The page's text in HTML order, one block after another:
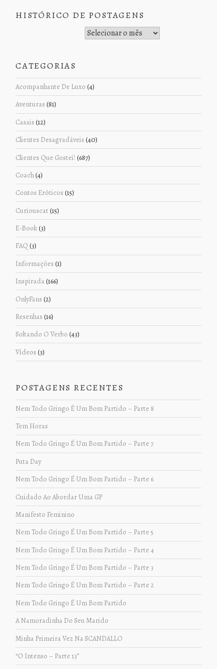
HISTÓRICO DE POSTAGENS
CATEGORIAS
Acompanhante De Luxo (4)
Aventuras (81)
Casais (12)
Clientes Desagradáveis (40)
Clientes Que Gostei! (687)
Coach(4)
Contos Eróticos (15)
Curiouscat (15)
E-Book(3)
FAQ (3)
Informações (1)
Inspirada (166)
OnlyFans (2)
Resenhas (16)
Soltando O Verbo (43)
Vídeos (3)
POSTAGENS RECENTES
Nem Todo Gringo É Um Bom Partido – Parte 8
Tem Horas
Nem Todo Gringo É Um Bom Partido – Parte 7
Puta Day
Nem Todo Gringo É Um Bom Partido – Parte 6
Cuidado Ao Abordar Uma GP
Manifesto Feminino
Nem Todo Gringo É Um Bom Partido – Parte 5
Nem Todo Gringo É Um Bom Partido – Parte 4
Nem Todo Gringo É Um Bom Partido – Parte 3
Nem Todo Gringo É Um Bom Partido – Parte 2
Nem Todo Gringo É Um Bom Partido
A Namoradinha Do Seu Marido
Minha Primeira Vez Na SCANDALLO
“O Intenso – Parte 13”